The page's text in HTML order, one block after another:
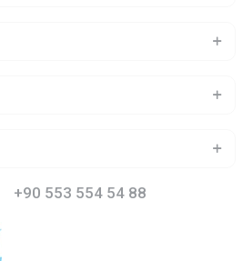
+90 553 554 54 88